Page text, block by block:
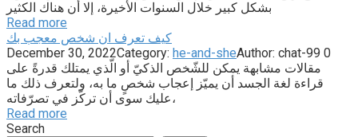
بشكل كبير خلال السنوات الأخيرة، إلا أن هناك الكثير
Read more
كيف تعرف ان شخص معجب بك
December 30, 2022Category: he-and-sheAuthor: chat-99 0
مقالات مشابهة يمكن للشّخص الذكيّ أو الّذي يمتلك قدرةً على
قراءة لغة الجسد أن يميّز إعجاب شخصٍ ما به، ولتعرف ذلك ما
عليك سوى أن تركّز في تصرّفاته،
Read more
Search